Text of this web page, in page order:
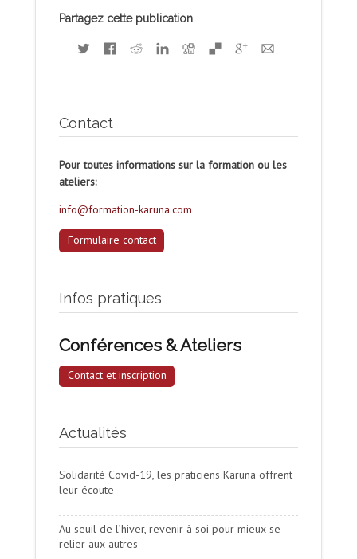
Partagez cette publication
Contact
Pour toutes informations sur la formation ou les
ateliers:
info@formation-karuna.com
Formulaire contact
Infos pratiques
Conférences & Ateliers
Contact et inscription
Actualités
Solidarité Covid-19, les praticiens Karuna offrent
leur écoute
Au seuil de l’hiver, revenir à soi pour mieux se
relier aux autres